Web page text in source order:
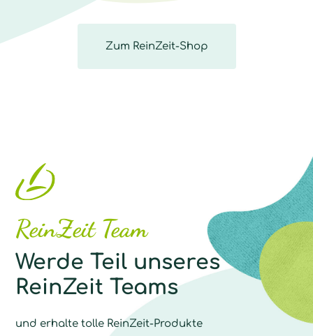
Zum ReinZeit-Shop
ReinZeit Team
Werde Teil unseres
ReinZeit Teams
und erhalte tolle ReinZeit-Produkte